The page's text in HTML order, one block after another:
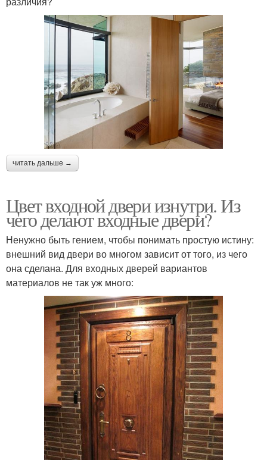
читать дальше →
Цвет входной двери изнутри. Из
чего делают входные двери?
Ненужно быть гением, чтобы понимать простую истину:
внешний вид двери во многом зависит от того, из чего
она сделана. Для входных дверей вариантов
материалов не так уж много: